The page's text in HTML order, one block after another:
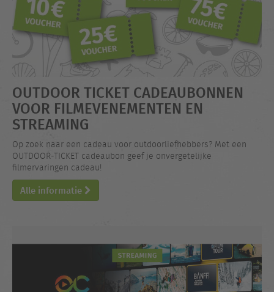
OUTDOOR TICKET CADEAUBONNEN
VOOR FILMEVENEMENTEN EN
STREAMING
Op zoek naar een cadeau voor outdoorliefhebbers? Met een
OUTDOOR-TICKET cadeaubon geef je onvergetelijke
filmervaringen cadeau!
Alle informatie